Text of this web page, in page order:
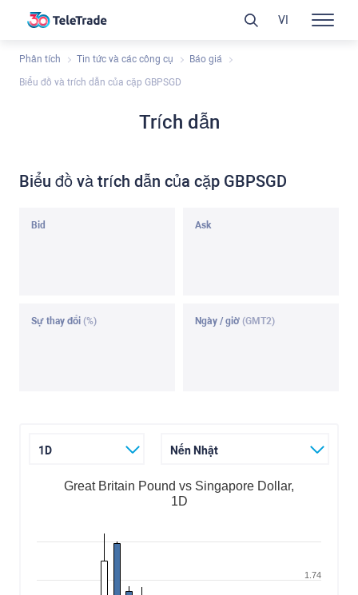
Phân tích Tin tức và các công cụ Báo giá
Biểu đồ và trích dẫn của cặp GBPSGD
Trích dẫn
Biểu đồ và trích dẫn của cặp GBPSGD
Bid Ask
Sự thay đổi (%) Ngày / giờ (GMT2)
1D Nến Nhật
Great Britain Pound vs Singapore Dollar,
1D
1.74
VI